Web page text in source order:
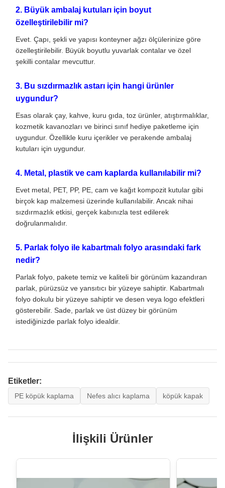
2. Büyük ambalaj kutuları için boyut
özelleştirilebilir mi?
Evet. Çapı, şekli ve yapısı konteyner ağzı ölçülerinize göre
özelleştirilebilir. Büyük boyutlu yuvarlak contalar ve özel
şekilli contalar mevcuttur.
3. Bu sızdırmazlık astarı için hangi ürünler
uygundur?
Esas olarak çay, kahve, kuru gıda, toz ürünler, atıştırmalıklar,
kozmetik kavanozları ve birinci sınıf hediye paketleme için
uygundur. Özellikle kuru içerikler ve perakende ambalaj
kutuları için uygundur.
4. Metal, plastik ve cam kaplarda kullanılabilir mi?
Evet metal, PET, PP, PE, cam ve kağıt kompozit kutular gibi
birçok kap malzemesi üzerinde kullanılabilir. Ancak nihai
sızdırmazlık etkisi, gerçek kabınızla test edilerek
doğrulanmalıdır.
5. Parlak folyo ile kabartmalı folyo arasındaki fark
nedir?
Parlak folyo, pakete temiz ve kaliteli bir görünüm kazandıran
parlak, pürüzsüz ve yansıtıcı bir yüzeye sahiptir. Kabartmalı
folyo dokulu bir yüzeye sahiptir ve desen veya logo efektleri
gösterebilir. Sade, parlak ve üst düzey bir görünüm
istediğinizde parlak folyo idealdir.
Etiketler:
PE köpük kaplama Nefes alıcı kaplama köpük kapak
İlişkili Ürünler